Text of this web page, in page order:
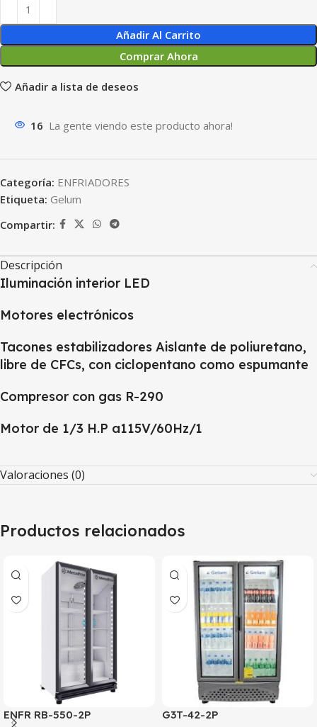
Añadir Al Carrito
Comprar Ahora
Añadir a lista de deseos
16 La gente viendo este producto ahora!
Categoría: ENFRIADORES
Etiqueta: Gelum
Compartir:
Descripción
Iluminación interior LED
Motores electrónicos
Tacones estabilizadores Aislante de poliuretano,
libre de CFCs, con ciclopentano como espumante
Compresor con gas R-290
Motor de 1/3 H.P a115V/60Hz/1
Valoraciones (0)
Productos relacionados
ENFR RB-550-2P G3T-42-2P